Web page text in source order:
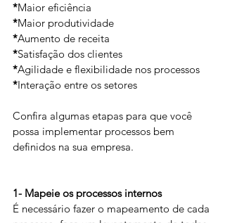
*Maior eficiência
*Maior produtividade
*Aumento de receita
*Satisfação dos clientes
*Agilidade e flexibilidade nos processos
*Interação entre os setores
Confira algumas etapas para que você
possa implementar processos bem
definidos na sua empresa.
1- Mapeie os processos internos
É necessário fazer o mapeamento de cada